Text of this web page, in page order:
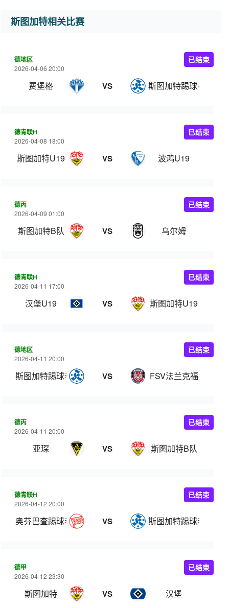
斯图加特相关比赛
德地区
2026-04-06 20:00
费堡格 VS 斯图加特踢球者
已结束
德青联H
2026-04-08 18:00
斯图加特U19 VS 波鸿U19
已结束
德丙
2026-04-09 01:00
斯图加特B队 VS 乌尔姆
已结束
德青联H
2026-04-11 17:00
汉堡U19 VS 斯图加特U19
已结束
德地区
2026-04-11 20:00
斯图加特踢球者 VS FSV法兰克福
已结束
德丙
2026-04-11 20:00
亚琛 VS 斯图加特B队
已结束
德青联H
2026-04-12 20:00
奥芬巴查踢球者U19 VS 斯图加特踢球者U19
已结束
德甲
2026-04-12 23:30
斯图加特 VS 汉堡
已结束